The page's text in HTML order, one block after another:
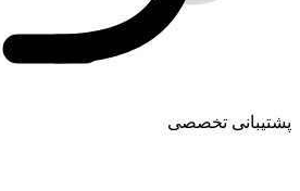
پشتیبانی تخصصی